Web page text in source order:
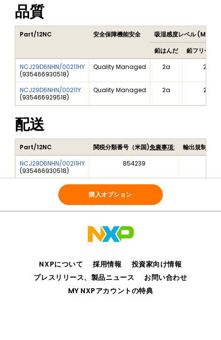
品質
Part/12NC 安全保障機能安全
吸湿感度レベル (MSL)
鉛はんだ
鉛フリーは
NCJ29D6NHN/00211HY
(935466930518)
Quality Managed 2a 2a
NCJ29D6NHN/00211Y
(935466929518)
Quality Managed 2a 2a
配送
Part/12NC 関税分類番号（米国)免責事項:
輸出規制品目
NCJ29D6NHN/00211HY
(935466930518)
854239
NCJ29D6NHN/00211Y
935466929518
854239
購入オプション
NXPについて 採用情報
投資家向け情報
プレスリリース、製品ニュース
お問い合わせ
MY NXPアカウントの特典